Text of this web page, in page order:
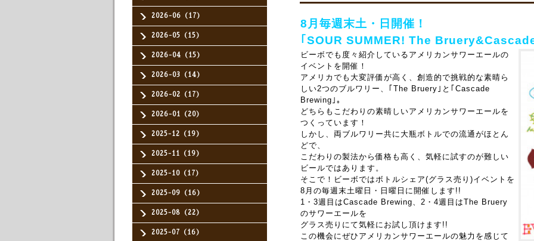
2026-06（17）
2026-05（15）
2026-04（15）
2026-03（14）
2026-02（17）
2026-01（20）
2025-12（19）
2025-11（19）
2025-10（17）
2025-09（16）
2025-08（22）
2025-07（16）
8月毎週末土・日開催！
｢SOUR SUMMER! The
ビーボでも度々紹介しているアメリカンサワーエールの
イベントを開催！
アメリカでも大変評価が高く、創造的で挑戦的な素晴ら
しい2つのブルワリー、 ｢The Bruery｣と｢Cascade
Brewing｣。
どちらもこだわりの素晴しいアメリカンサワーエールを
つくっています！
しかし、両ブルワリー共に大瓶ボトルでの流通がほとん
どで、
こだわりの製法から価格も高く、気軽に試すのが難しい
ビールではあります。
そこで！ビーボではボトルシェア(グラス売り)イベントを
8月の毎週末土曜日・日曜日に開催します!!
1・3週目はCascade Brewing、2・4週目はThe Bruery
のサワーエールを
グラス売りにて気軽にお試し頂けます!!
この機会にぜひアメリカンサワーエールの魅力を感じて